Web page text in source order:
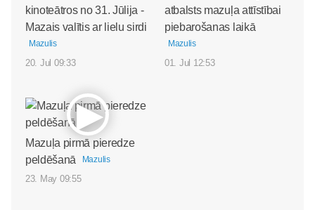
kinoteātros no 31. Jūlija -
Mazais valītis ar lielu sirdi
Mazulis
20. Jul 09:33
atbalsts mazuļa attīstībai
piebarošanas laikā
Mazulis
01. Jul 12:53
Mazuļa pirmā pieredze
peldēšanā
Mazulis
23. May 09:55